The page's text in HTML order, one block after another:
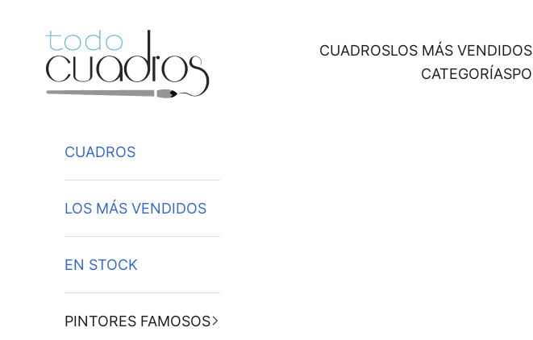
CUADROSLOS MÁS VENDIDOS
CATEGORÍAS
CUADROS
LOS MÁS VENDIDOS
EN STOCK
PINTORES FAMOSOS